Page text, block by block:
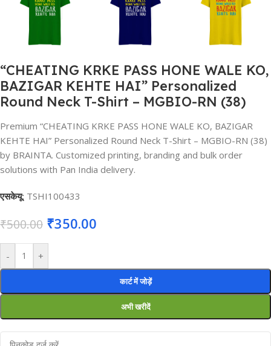
“CHEATING KRKE PASS HONE WALE KO,
BAZIGAR KEHTE HAI” Personalized
Round Neck T-Shirt – MGBIO-RN (38)
Premium “CHEATING KRKE PASS HONE WALE KO, BAZIGAR
KEHTE HAI” Personalized Round Neck T-Shirt – MGBIO-RN (38)
by BRAINTA. Customized printing, branding and bulk order
solutions with Pan India delivery.
एसकेयू: TSHI100433
₹500.00 ₹350.00
- +
कार्ट में जोड़ें
अभी खरीदें